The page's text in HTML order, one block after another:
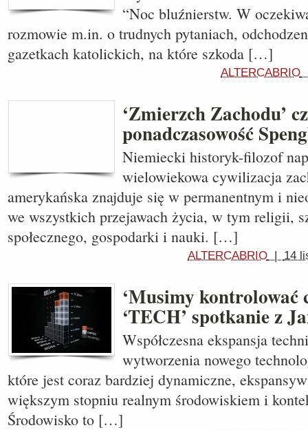
“Noc bluźnierstw. W
rozmowie m.in. o trudnych pytaniach,
gazetkach katolickich, na które szkoda […]
ALTERCABRIO
‘Zmierzch Zachodu’
ponadczasowość
Niemiecki historyk-filozof
wielowiekowa cywilizacja
amerykańska znajduje się w permanentnym i
we wszystkich przejawach życia, w tym religii,
społecznego, gospodarki i nauki. […]
ALTERCABRIO | 14
‘Musimy kontrolować
‘TECH’ spotkanie z
Współczesna ekspansja
wytworzenia nowego
które jest coraz bardziej dynamiczne,
większym stopniu realnym środowiskiem i
Środowisko to […]